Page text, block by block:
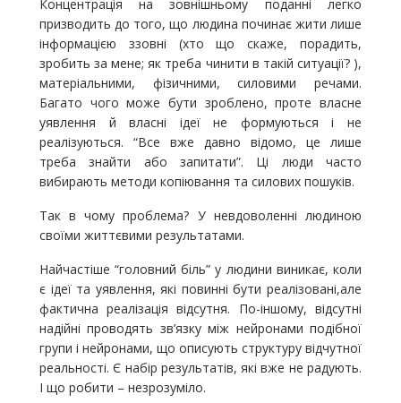
Концентрація на зовнішньому поданні легко
призводить до того, що людина починає жити лише
інформацією ззовні (хто що скаже, порадить,
зробить за мене; як треба чинити в такій ситуації? ),
матеріальними, фізичними, силовими речами.
Багато чого може бути зроблено, проте власне
уявлення й власні ідеї не формуються і не
реалізуються. “Все вже давно відомо, це лише
треба знайти або запитати”. Ці люди часто
вибирають методи копіювання та силових пошуків.
Так в чому проблема? У невдоволенні людиною
своїми життєвими результатами.
Найчастіше “головний біль” у людини виникає, коли
є ідеї та уявлення, які повинні бути реалізовані,але
фактична реалізація відсутня. По-іншому, відсутні
надійні проводять зв’язку між нейронами подібної
групи і нейронами, що описують структуру відчутної
реальності. Є набір результатів, які вже не радують.
І що робити – незрозуміло.